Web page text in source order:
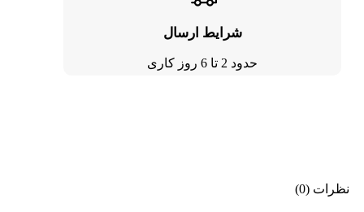
شرایط ارسال
حدود 2 تا 6 روز کاری
نظرات (0)